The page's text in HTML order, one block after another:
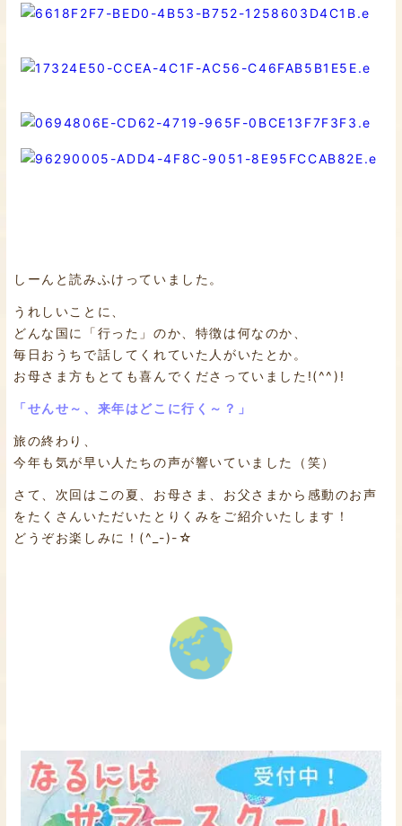
しーんと読みふけっていました。
うれしいことに、
どんな国に「行った」のか、特徴は何なのか、
毎日おうちで話してくれていた人がいたとか。
お母さま方もとても喜んでくださっていました!(^^)!
「せんせ～、来年はどこに行く～？」
旅の終わり、
今年も気が早い人たちの声が響いていました（笑）
さて、次回はこの夏、お母さま、お父さまから感動のお声
をたくさんいただいたとりくみをご紹介いたします！
どうぞお楽しみに！(^_-)-☆